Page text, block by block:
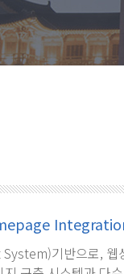
기반으로, 웹